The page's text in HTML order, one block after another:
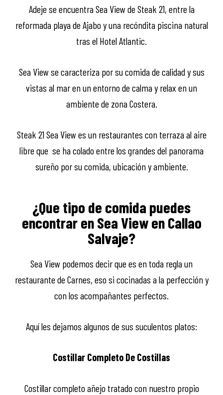
Adeje se encuentra Sea View de Steak 21, entre la
reformada playa de Ajabo y una recóndita piscina natural
tras el Hotel Atlantic.
Sea View se caracteriza por su comida de calidad y sus
vistas al mar en un entorno de calma y relax en un
ambiente de zona Costera.
Steak 21 Sea View es un restaurantes con terraza al aire
libre que se ha colado entre los grandes del panorama
sureño por su comida, ubicación y ambiente.
¿Que tipo de comida puedes
encontrar en Sea View en Callao
Salvaje?
Sea View podemos decir que es en toda regla un
restaurante de Carnes, eso si cocinadas a la perfección y
con los acompañantes perfectos.
Aquí les dejamos algunos de sus suculentos platos:
Costillar Completo De Costillas
Costillar completo añejo tratado con nuestro propio